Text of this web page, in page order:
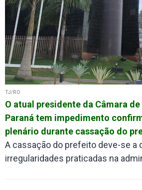
TJ/RO
O atual presidente da Câmara
Paraná tem impedimento
plenário durante cassação do
A cassação do prefeito deve-se a
irregularidades praticadas na